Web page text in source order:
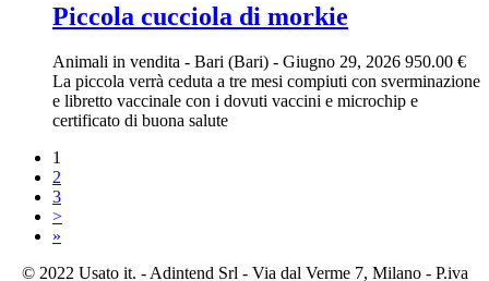
Piccola cucciola di morkie
Animali in vendita - Bari (Bari) - Giugno 29, 2026 950.00 €
La piccola verrà ceduta a tre mesi compiuti con sverminazione
e libretto vaccinale con i dovuti vaccini e microchip e
certificato di buona salute
1
2
3
>
»
© 2022 Usato it. - Adintend Srl - Via dal Verme 7, Milano - P.iva